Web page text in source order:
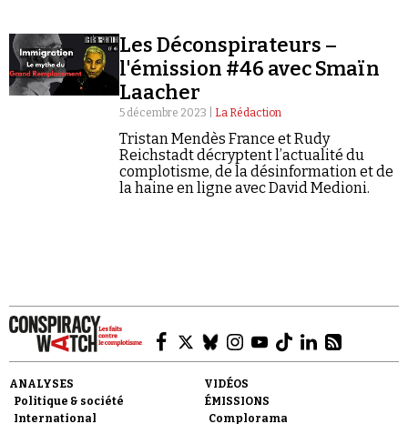
Les Déconspirateurs –
l'émission #46 avec Smaïn
Laacher
5 décembre 2023 | La Rédaction
Tristan Mendès France et Rudy
Reichstadt décryptent l’actualité du
complotisme, de la désinformation et de
la haine en ligne avec David Medioni.
ANALYSES
Politique & société
International
VIDÉOS
ÉMISSIONS
Complorama